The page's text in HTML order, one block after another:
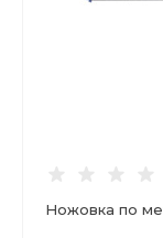
Ножовка по